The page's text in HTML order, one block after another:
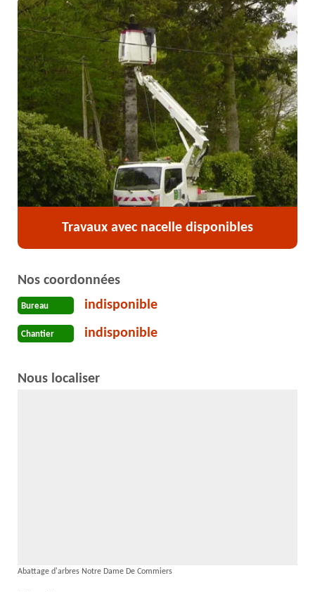
Travaux avec nacelle disponibles
Nos coordonnées
Bureau indisponible
Chantier indisponible
Nous localiser
Abattage d'arbres Notre Dame De Commiers